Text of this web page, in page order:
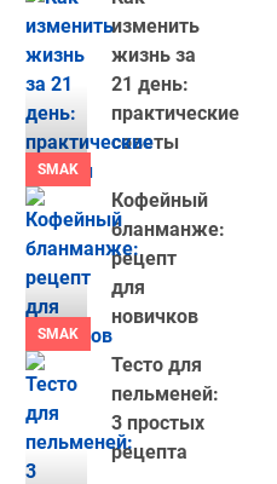
SMAK
изменить
жизнь за
21 день:
практические
советы
SMAK
Кофейный
бланманже:
рецепт
для
новичков
Тесто для
пельменей:
3 простых
рецепта